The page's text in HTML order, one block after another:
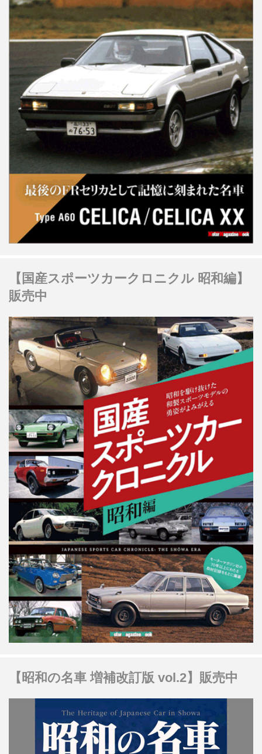
【国産スポーツカークロニクル 昭和編】
販売中
【昭和の名車 増補改訂版 vol.2】販売中